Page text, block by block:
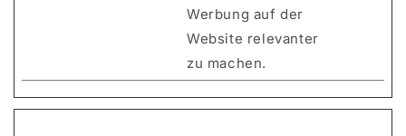
Werbung auf der
Website relevanter
zu machen.